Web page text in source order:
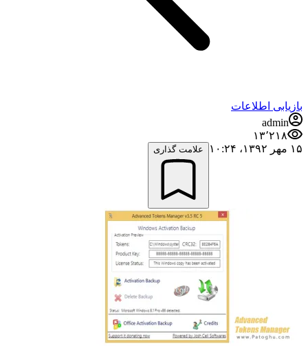
بازیابی اطلاعات
admin
۱۳٬۲۱۸
۱۵ مهر ۱۳۹۲،‏ ۱۰:۲۴
علامت گذاری